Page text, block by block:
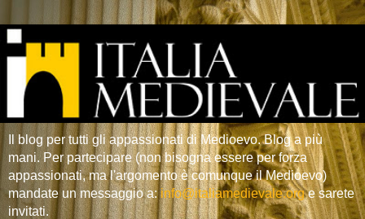
Il blog per tutti gli appassionati di Medioevo. Blog a più
mani. Per partecipare (non bisogna essere per forza
appassionati, ma l'argomento è comunque il Medioevo)
mandate un messaggio a:info@italiamedievale.orge sarete
invitati.